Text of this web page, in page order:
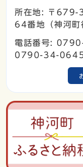
所在地: 〒679-
64番地（神河町
電話番号:
0790-34-